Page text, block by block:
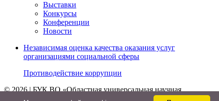
Выставки
Конкурсы
Конференции
Новости
Независимая оценка качества оказания услуг
организациями социальной сферы
Противодействие коррупции
© 2026 | БУК ВО «Областная универсальная научная
библиотека»